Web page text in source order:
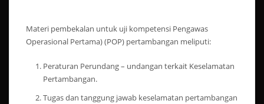
Materi pembekalan untuk uji kompetensi Pengawas
Operasional Pertama) (POP) pertambangan meliputi:
Peraturan Perundang – undangan terkait Keselamatan
Pertambangan.
Tugas dan tanggung jawab keselamatan pertambangan